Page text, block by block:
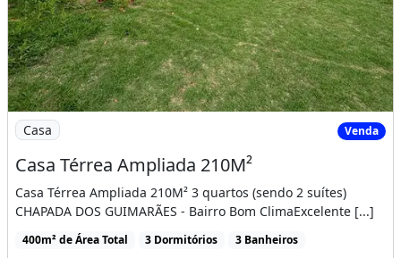
Imagem: Casa Térrea Ampliada 210M²
Casa Venda
Casa Térrea Ampliada 210M²
Casa Térrea Ampliada 210M² 3 quartos (sendo 2 suítes)
CHAPADA DOS GUIMARÃES - Bairro Bom ClimaExcelente [...]
400m² de Área Total 3 Dormitórios 3 Banheiros